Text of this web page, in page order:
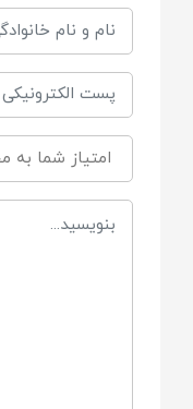
شانه برس ست
که باعث
مسواک ست هم
شده و فاقد هر
تب سنج ست
است.